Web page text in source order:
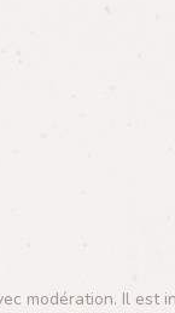
modération. Il est